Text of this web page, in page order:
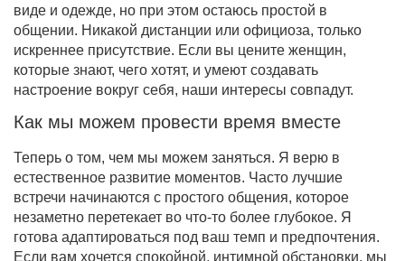
виде и одежде, но при этом остаюсь простой в
общении. Никакой дистанции или официоза, только
искреннее присутствие. Если вы цените женщин,
которые знают, чего хотят, и умеют создавать
настроение вокруг себя, наши интересы совпадут.
Как мы можем провести время вместе
Теперь о том, чем мы можем заняться. Я верю в
естественное развитие моментов. Часто лучшие
встречи начинаются с простого общения, которое
незаметно перетекает во что-то более глубокое. Я
готова адаптироваться под ваш темп и предпочтения.
Если вам хочется спокойной, интимной обстановки, мы